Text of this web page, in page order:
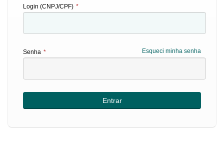
Login (CNPJ/CPF) *
Esqueci minha senha
Senha *